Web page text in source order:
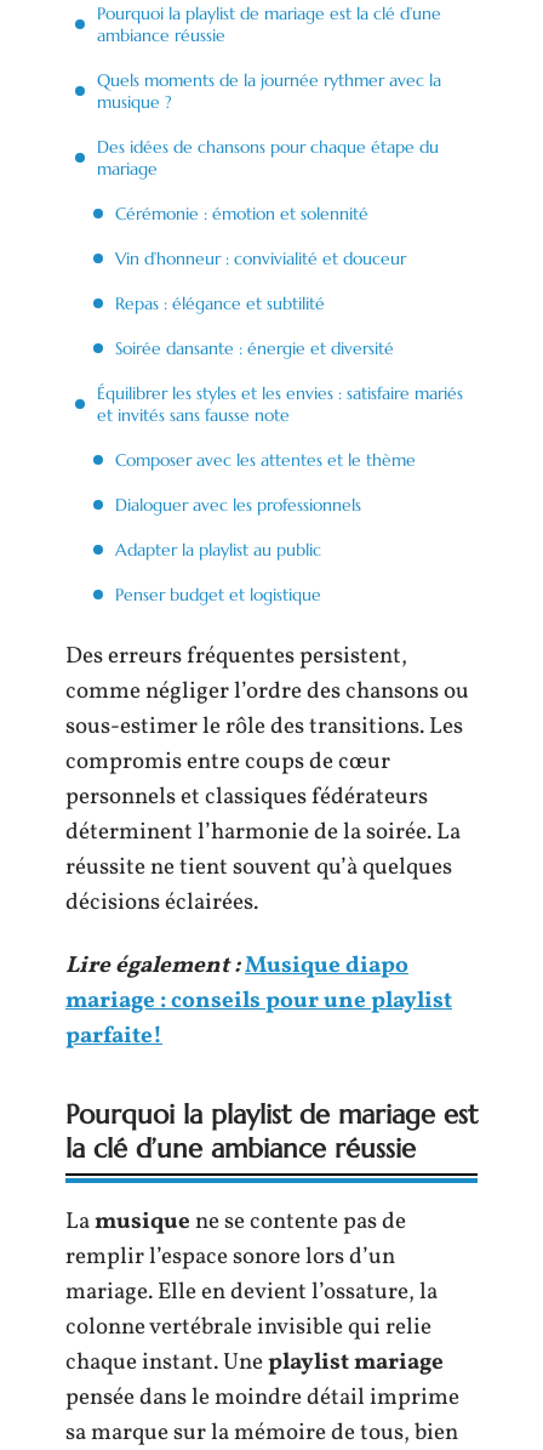
Pourquoi la playlist de mariage est la clé d’une
ambiance réussie
Quels moments de la journée rythmer avec la
musique ?
Des idées de chansons pour chaque étape du
mariage
Cérémonie : émotion et solennité
Vin d’honneur : convivialité et douceur
Repas : élégance et subtilité
Soirée dansante : énergie et diversité
Équilibrer les styles et les envies : satisfaire mariés
et invités sans fausse note
Composer avec les attentes et le thème
Dialoguer avec les professionnels
Adapter la playlist au public
Penser budget et logistique
Des erreurs fréquentes persistent,
comme négliger l’ordre des chansons ou
sous-estimer le rôle des transitions. Les
compromis entre coups de cœur
personnels et classiques fédérateurs
déterminent l’harmonie de la soirée. La
réussite ne tient souvent qu’à quelques
décisions éclairées.
Lire également :Musique diapo
mariage : conseils pour une playlist
parfaite!
Pourquoi la playlist de mariage est
la clé d’une ambiance réussie
Lamusiquene se contente pas de
remplir l’espace sonore lors d’un
mariage. Elle en devient l’ossature, la
colonne vertébrale invisible qui relie
chaque instant. Uneplaylist mariage
pensée dans le moindre détail imprime
sa marque sur la mémoire de tous, bien